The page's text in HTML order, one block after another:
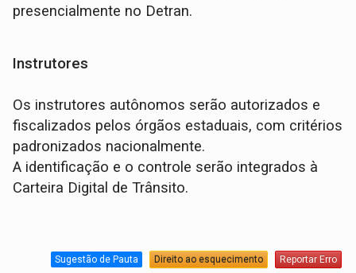
presencialmente no Detran.
Instrutores
Os instrutores autônomos serão autorizados e
fiscalizados pelos órgãos estaduais, com critérios
padronizados nacionalmente.
A identificação e o controle serão integrados à
Carteira Digital de Trânsito.
Sugestão de Pauta Direito ao esquecimento Reportar Erro